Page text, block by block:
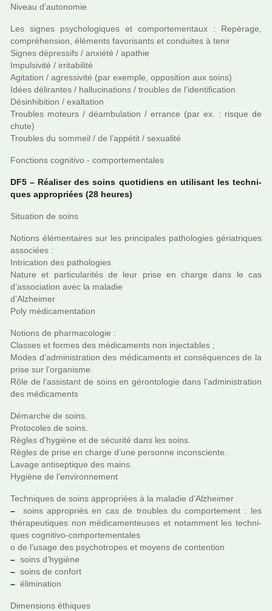
Niveau d’auto­no­mie
Les signes psy­cho­lo­gi­ques et com­por­te­men­taux : Repérage,
com­pré­hen­sion, éléments favo­ri­sants et condui­tes à tenir
Signes dépres­sifs / anxiété / apa­thie
Impulsivité / irri­ta­bi­lité
Agitation / agres­si­vité (par exem­ple, oppo­si­tion aux soins)
Idées déli­ran­tes / hal­lu­ci­na­tions / trou­bles de l’iden­ti­fi­ca­tion
Désinhibition / exal­ta­tion
Troubles moteurs / déam­bu­la­tion / errance (par ex. : risque de
chute)
Troubles du som­meil / de l’appé­tit / sexua­lité
Fonctions cog­ni­tivo - com­por­te­men­ta­les
DF5 – Réaliser des soins quo­ti­diens en uti­li­sant les tech­ni­
ques appro­priées (28 heures)
Situation de soins
Notions élémentaires sur les prin­ci­pa­les patho­lo­gies géria­tri­ques
asso­ciées :
Intrication des patho­lo­gies
Nature et par­ti­cu­la­ri­tés de leur prise en charge dans le cas
d’asso­cia­tion avec la mala­die
d’Alzheimer
Poly médi­ca­men­ta­tion
Notions de phar­ma­co­lo­gie :
Classes et formes des médi­ca­ments non injec­ta­bles ;
Modes d’admi­nis­tra­tion des médi­ca­ments et consé­quen­ces de la
prise sur l’orga­nisme.
Rôle de l’assis­tant de soins en géron­to­lo­gie dans l’admi­nis­tra­tion
des médi­ca­ments
Démarche de soins.
Protocoles de soins.
Règles d’hygiène et de sécu­rité dans les soins.
Règles de prise en charge d’une per­sonne incons­ciente.
Lavage anti­sep­ti­que des mains.
Hygiène de l’envi­ron­ne­ment
Techniques de soins appro­priées à la mala­die d’Alzheimer
– soins appro­priés en cas de trou­bles du com­por­te­ment : les
thé­ra­peu­ti­ques non médi­ca­men­teu­ses et notam­ment les tech­ni­
ques cog­ni­tivo-com­por­te­men­ta­les
o de l’usage des psy­cho­tro­pes et moyens de conten­tion
– soins d’hygiène
– soins de confort
– élimination
Dimensions éthiques